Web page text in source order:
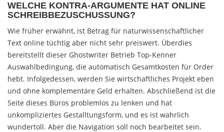
WELCHE KONTRA-ARGUMENTE HAT ONLINE
SCHREIBBEZUSCHUSSUNG?
Wie früher erwähnt, ist Betrag für naturwissenschaftlicher
Text online tüchtig aber nicht sehr preiswert. Überdies
bereitstellt dieser Ghostwriter Betrieb Top-Kenner
Auswahlbedingung, die automatisch Gesamtkosten für Order
hebt. Infolgedessen, werden Sie wirtschaftliches Projekt eben
und ohne komplementäre Geld erhalten. Abschließend ist die
Seite dieses Büros problemlos zu lenken und hat
unkompliziertes Gestalltungsform, und es ist wahrlich
wundertoll. Aber die Navigation soll noch bearbeitet sein.